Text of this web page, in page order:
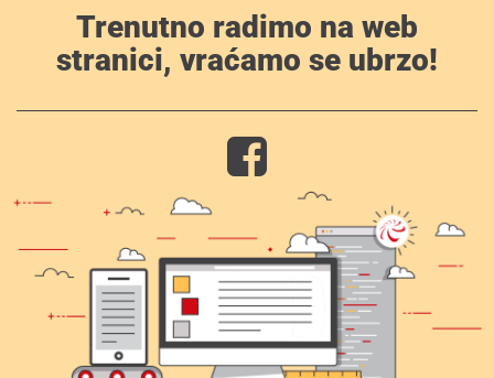
Trenutno radimo na web
stranici, vraćamo se ubrzo!